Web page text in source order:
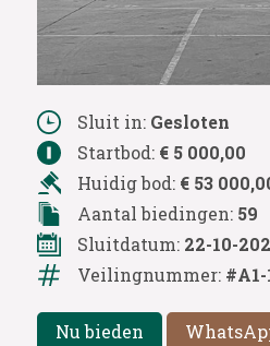
Sluit in: Gesloten
Startbod: € 5 000,00
Huidig bod: € 53
Aantal biedingen: 59
Sluitdatum: 22-10-
Veilingnummer:
Nu bieden